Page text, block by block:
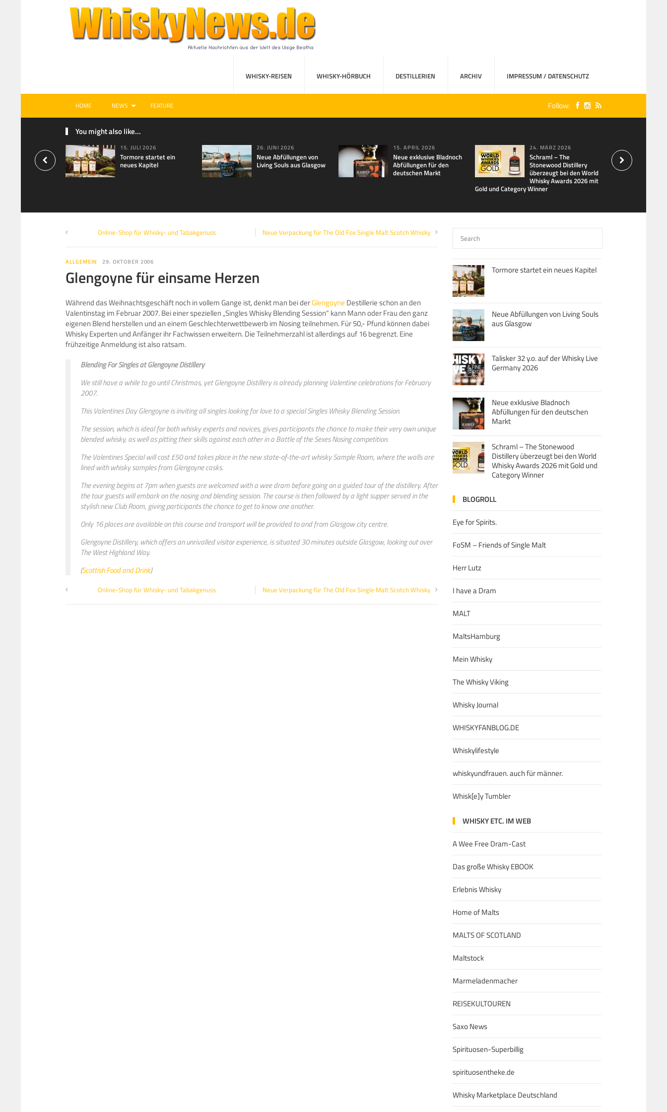
WHISKY-REISEN WHISKY-HÖRBUCH DESTILLERIEN ARCHIV IMPRESSUM / DATENSCHUTZ
HOME NEWS FEATURE Follow:
You might also like...
15. JULI 2026
Tormore startet ein
neues Kapitel
26. JUNI 2026
Neue Abfüllungen von
Living Souls aus Glasgow
15. APRIL 2026
Neue exklusive Bladnoch
Abfüllungen für den
deutschen Markt
24. MÄRZ 2026
Schraml – The
Stonewood Distillery
überzeugt bei den World
Whisky Awards 2026 mit
Gold und Category Winner
Online-Shop für Whisky- und Tabakgenuss Neue Verpackung für The Old Fox Single Malt Scotch Whisky
ALLGEMEIN 29. OKTOBER 2006
Glengoyne für einsame Herzen
Während das Weihnachtsgeschäft noch in vollem Gange ist, denkt man bei derGlengoyne Destillerie schon an den
Valentinstag im Februar 2007. Bei einer speziellen „Singles Whisky Blending Session“ kann Mann oder Frau den ganz
eigenen Blend herstellen und an einem Geschlechterwettbewerb im Nosing teilnehmen. Für 50,- Pfund können dabei
Whisky Experten und Anfänger ihr Fachwissen erweitern. Die Teilnehmerzahl ist allerdings auf 16 begrenzt. Eine
frühzeitige Anmeldung ist also ratsam.
Blending For Singles at Glengoyne Distillery
We still have a while to go until Christmas, yet Glengoyne Distillery is already planning Valentine celebrations for February
2007.
This Valentines Day Glengoyne is inviting all singles looking for love to a special Singles Whisky Blending Session.
The session, which is ideal for both whisky experts and novices, gives participants the chance to make their very own unique
blended whisky, as well as pitting their skills against each other in a Battle of the Sexes Nosing competition.
The Valentines Special will cost £50 and takes place in the new state-of-the-art whisky Sample Room, where the walls are
lined with whisky samples from Glengoyne casks.
The evening begins at 7pm when guests are welcomed with a wee dram before going on a guided tour of the distillery. After
the tour guests will embark on the nosing and blending session. The course is then followed by a light supper served in the
stylish new Club Room, giving participants the chance to get to know one another.
Only 16 places are available on this course and transport will be provided to and from Glasgow city centre.
Glengoyne Distillery, which offers an unrivalled visitor experience, is situated 30 minutes outside Glasgow, looking out over
The West Highland Way.
(Scottish Food and Drink)
Online-Shop für Whisky- und Tabakgenuss Neue Verpackung für The Old Fox Single Malt Scotch Whisky
Tormore startet ein neues Kapitel
Neue Abfüllungen von Living Souls
aus Glasgow
Talisker 32 y.o. auf der Whisky Live
Germany 2026
Neue exklusive Bladnoch
Abfüllungen für den deutschen
Markt
Schraml – The Stonewood
Distillery überzeugt bei den World
Whisky Awards 2026 mit Gold und
Category Winner
BLOGROLL
Eye for Spirits.
FoSM – Friends of Single Malt
Herr Lutz
I have a Dram
MALT
MaltsHamburg
Mein Whisky
The Whisky Viking
Whisky Journal
WHISKYFANBLOG.DE
Whiskylifestyle
whiskyundfrauen. auch für männer.
Whisk[e]y Tumbler
WHISKY ETC. IM WEB
A Wee Free Dram-Cast
Das große Whisky EBOOK
Erlebnis Whisky
Home of Malts
MALTS OF SCOTLAND
Maltstock
Marmeladenmacher
REISEKULTOUREN
Saxo News
Spirituosen-Superbillig
spirituosentheke.de
Whisky Marketplace Deutschland